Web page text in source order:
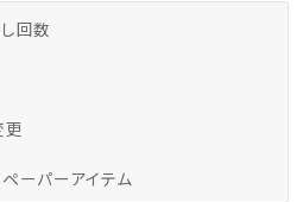
回数
更
ーパーアイテム